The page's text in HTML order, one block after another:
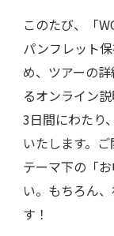
このたび、「
パンフレット
め、ツアーの
るオンライン説
3日間にわたり
いたします。
テーマ下の「
い。もちろん
す！